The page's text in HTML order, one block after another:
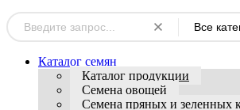
Все
Каталог семян
Каталог продукции
Семена овощей
Семена пряных и зеленных